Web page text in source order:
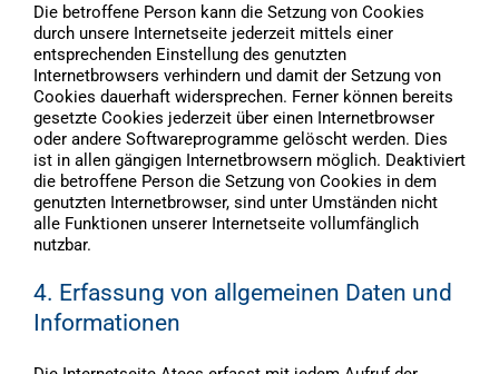
Die betroffene Person kann die Setzung von Cookies
durch unsere Internetseite jederzeit mittels einer
entsprechenden Einstellung des genutzten
Internetbrowsers verhindern und damit der Setzung von
Cookies dauerhaft widersprechen. Ferner können bereits
gesetzte Cookies jederzeit über einen Internetbrowser
oder andere Softwareprogramme gelöscht werden. Dies
ist in allen gängigen Internetbrowsern möglich. Deaktiviert
die betroffene Person die Setzung von Cookies in dem
genutzten Internetbrowser, sind unter Umständen nicht
alle Funktionen unserer Internetseite vollumfänglich
nutzbar.
4. Erfassung von allgemeinen Daten und
Informationen